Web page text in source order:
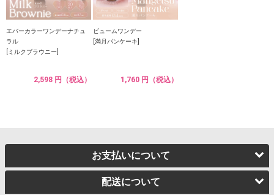
エバーカラーワンデーナチュ
ラル
[ミルクブラウニー]
2,598 円（税込）
ビュームワンデー
[満月パンケーキ]
1,760 円（税込）
お支払いについて
配送について